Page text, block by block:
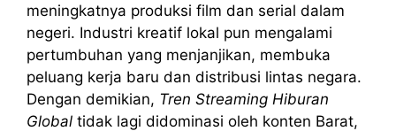
meningkatnya produksi film dan serial dalam
negeri. Industri kreatif lokal pun mengalami
pertumbuhan yang menjanjikan, membuka
peluang kerja baru dan distribusi lintas negara.
Dengan demikian, Tren Streaming Hiburan
Global tidak lagi didominasi oleh konten Barat,